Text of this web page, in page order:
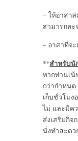
– ให้อาสา
สามารถละ
– อาสาที่จ
**สำหรับนั
หากท่านเน้
กว่ากำหนด
เก็บชั่วโมง
ไม่ และมีค
ส่งเสริมกิ
นั่งทำสะดว